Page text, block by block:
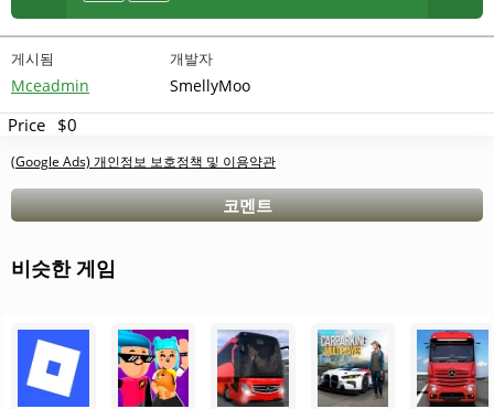
게시됨
Mceadmin
개발자
SmellyMoo
Price $0
(Google Ads) 개인정보 보호정책 및 이용약관
코멘트
비슷한 게임